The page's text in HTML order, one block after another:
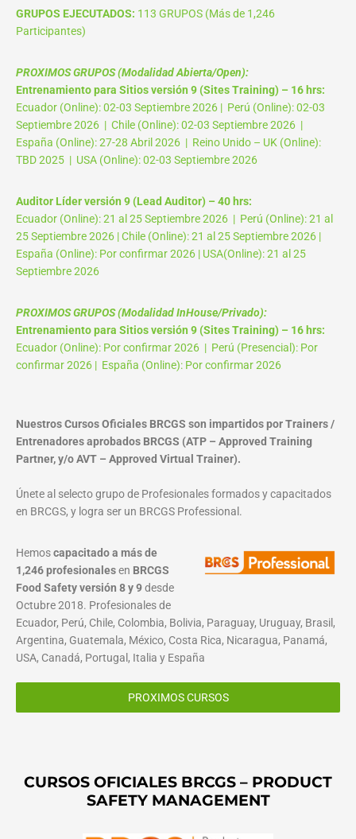
GRUPOS EJECUTADOS: 113 GRUPOS (Más de 1,246
Participantes)
PROXIMOS GRUPOS (Modalidad Abierta/Open):
Entrenamiento para Sitios versión 9 (Sites Training) – 16 hrs:
Ecuador (Online): 02-03 Septiembre 2026 | Perú (Online): 02-03
Septiembre 2026 | Chile (Online): 02-03 Septiembre 2026 |
España (Online): 27-28 Abril 2026 | Reino Unido – UK (Online):
TBD 2025 | USA (Online): 02-03 Septiembre 2026
Auditor Líder versión 9 (Lead Auditor) – 40 hrs:
Ecuador (Online): 21 al 25 Septiembre 2026 | Perú (Online): 21 al
25 Septiembre 2026 | Chile (Online): 21 al 25 Septiembre 2026 |
España (Online): Por confirmar 2026 | USA(Online): 21 al 25
Septiembre 2026
PROXIMOS GRUPOS (Modalidad InHouse/Privado):
Entrenamiento para Sitios versión 9 (Sites Training) – 16 hrs:
Ecuador (Online): Por confirmar 2026 | Perú (Presencial): Por
confirmar 2026 | España (Online): Por confirmar 2026
Nuestros Cursos Oficiales BRCGS son impartidos por Trainers /
Entrenadores aprobados BRCGS (ATP – Approved Training
Partner, y/o AVT – Approved Virtual Trainer).
Únete al selecto grupo de Profesionales formados y capacitados
en BRCGS, y logra ser un BRCGS Professional.
Hemoscapacitado a más de
1,246 profesionalesen BRCGS
Food Safety versión 8 y 9desde
Octubre 2018. Profesionales de
Ecuador, Perú, Chile, Colombia, Bolivia, Paraguay, Uruguay, Brasil,
Argentina, Guatemala, México, Costa Rica, Nicaragua, Panamá,
USA, Canadá, Portugal, Italia y España
PROXIMOS CURSOS
CURSOS OFICIALES BRCGS – PRODUCT
SAFETY MANAGEMENT